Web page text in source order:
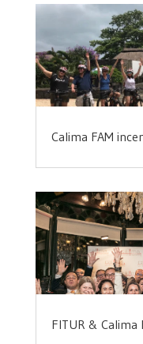
Calima FAM
FITUR & Calima